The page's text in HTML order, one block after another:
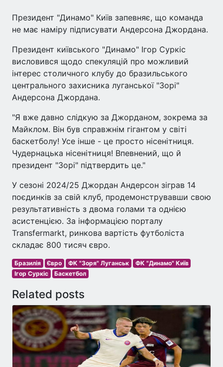
Президент "Динамо" Київ запевняє, що команда
не має наміру підписувати Андерсона Джордана.
Президент київського "Динамо" Ігор Суркіс
висловився щодо спекуляцій про можливий
інтерес столичного клубу до бразильського
центрального захисника луганської "Зорі"
Андерсона Джордана.
"Я вже давно слідкую за Джорданом, зокрема за
Майклом. Він був справжнім гігантом у світі
баскетболу! Усе інше - це просто нісенітниця.
Чудернацька нісенітниця! Впевнений, що й
президент "Зорі" підтвердить це."
У сезоні 2024/25 Джордан Андерсон зіграв 14
поєдинків за свій клуб, продемонструвавши свою
результативність з двома голами та однією
асистенцією. За інформацією порталу
Transfermarkt, ринкова вартість футболіста
складає 800 тисяч євро.
Бразилія Євро ФК "Зоря" Луганськ
ФК "Динамо" Київ
Ігор Суркіс
Баскетбол
Related posts